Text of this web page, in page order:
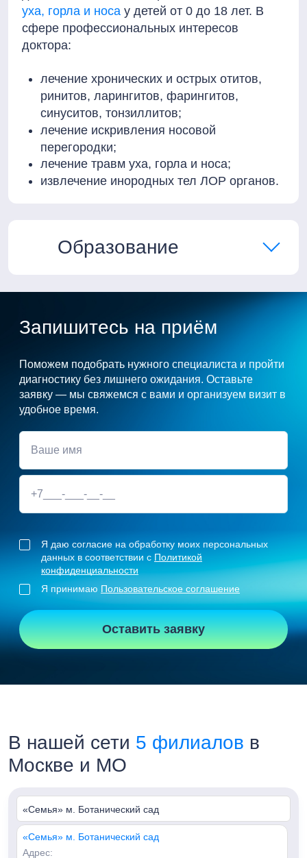
уха, горла и носа у детей от 0 до 18 лет. В
сфере профессиональных интересов
доктора:
лечение хронических и острых отитов,
ринитов, ларингитов, фарингитов,
синуситов, тонзиллитов;
лечение искривления носовой
перегородки;
лечение травм уха, горла и носа;
извлечение инородных тел ЛОР органов.
Образование
Запишитесь на приём
Поможем подобрать нужного специалиста и пройти
диагностику без лишнего ожидания. Оставьте
заявку — мы свяжемся с вами и организуем визит в
удобное время.
Я даю согласие на обработку моих персональных
данных в соответствии с Политикой
конфиденциальности
Я принимаю Пользовательское соглашение
Оставить заявку
В нашей сети 5 филиалов в
Москве и МО
«Семья» м. Ботанический сад
«Семья» м. Ботанический сад
Адрес: